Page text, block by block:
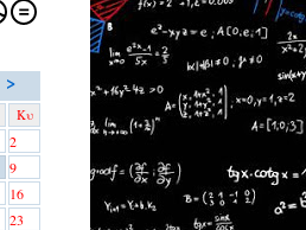
>
Κυ
2
9
16
23